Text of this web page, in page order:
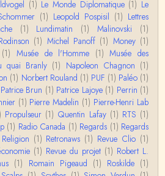
article méthodique. En effet, les "b
a pu trouver a…
de la remise en cause de l'i
de sociétés vivant essentiellem…
conférence au collège de France
préhistoriques et la chasse, très c
(1) Le Monde Diplomatique (1) Le
(1) Leopold Pospisil (1) Lettres
(1) Lundimatin (1) Malinovski
(1)
(1) Michel Panoff (1) Money (1)
(1) Musée de l'Homme (1) Musée des
quai Branly (1) Napoleon Chagnon (1)
(1) Norbert Rouland (1) PUF (1) Paléo (1)
Patrice Brun (1) Patrice Lajoye (1) Perrin (1)
(1) Pierre Madelin (1) Pierre-Henri Lab
Propulseur (1) Quentin Lafay (1) RTS (1)
(1) Radio Canada (1) Regards (1) Regards
Religion (1) Retronaws (1) Revue Clio (1)
(1) Revue du projet (1) Robert L.
(1) Romain Pigeaud (1) Roskilde (1)